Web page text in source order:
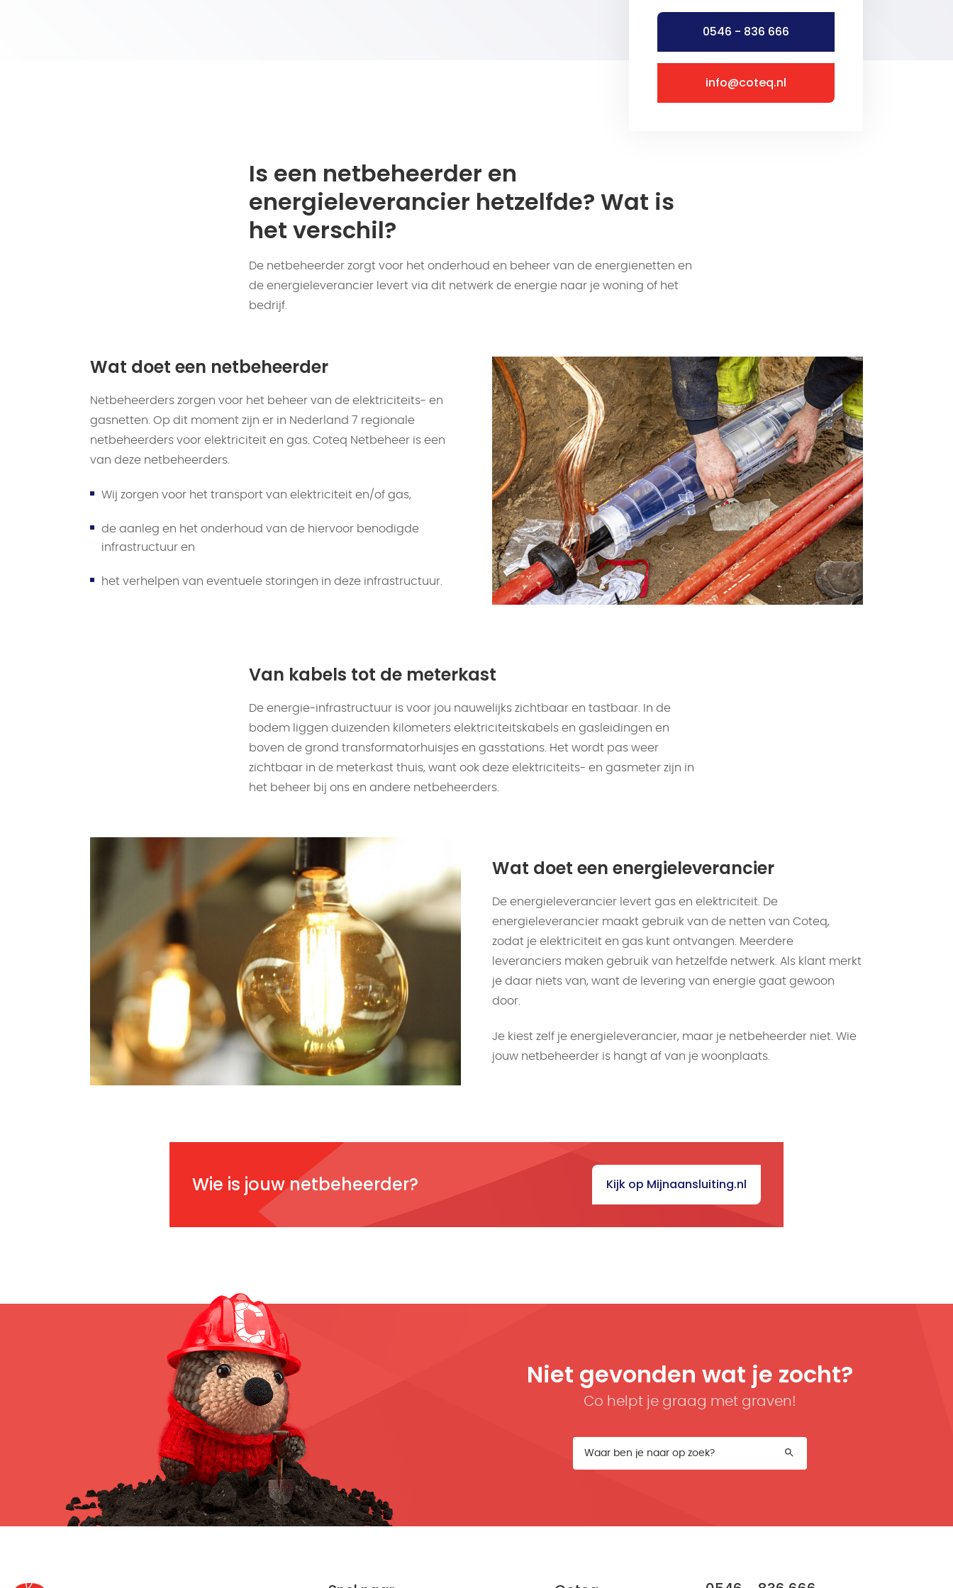
0546 - 836 666
info@coteq.nl
Is een netbeheerder en
energieleverancier hetzelfde? Wat is
het verschil?
De netbeheerder zorgt voor het onderhoud en beheer van de energienetten en
de energieleverancier levert via dit netwerk de energie naar je woning of het
bedrijf.
Wat doet een netbeheerder
Netbeheerders zorgen voor het beheer van de elektriciteits- en
gasnetten. Op dit moment zijn er in Nederland 7 regionale
netbeheerders voor elektriciteit en gas. Coteq Netbeheer is een
van deze netbeheerders.
Wij zorgen voor het transport van elektriciteit en/of gas,
de aanleg en het onderhoud van de hiervoor benodigde
infrastructuur en
het verhelpen van eventuele storingen in deze infrastructuur.
Van kabels tot de meterkast
De energie-infrastructuur is voor jou nauwelijks zichtbaar en tastbaar. In de
bodem liggen duizenden kilometers elektriciteitskabels en gasleidingen en
boven de grond transformatorhuisjes en gasstations. Het wordt pas weer
zichtbaar in de meterkast thuis, want ook deze elektriciteits- en gasmeter zijn in
het beheer bij ons en andere netbeheerders.
Wat doet een energieleverancier
De energieleverancier levert gas en elektriciteit. De
energieleverancier maakt gebruik van de netten van Coteq,
zodat je elektriciteit en gas kunt ontvangen. Meerdere
leveranciers maken gebruik van hetzelfde netwerk. Als klant merkt
je daar niets van, want de levering van energie gaat gewoon
door.
Je kiest zelf je energieleverancier, maar je netbeheerder niet. Wie
jouw netbeheerder is hangt af van je woonplaats.
Wie is jouw netbeheerder? Kijk op Mijnaansluiting.nl
Niet gevonden wat je zocht?
Co helpt je graag met graven!